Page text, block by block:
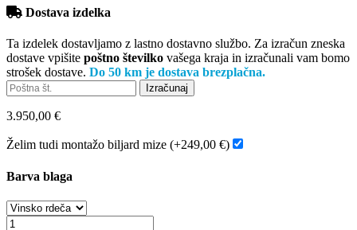
Dostava izdelka
Ta izdelek dostavljamo z lastno dostavno službo. Za izračun zneska
dostave vpišite poštno številko vašega kraja in izračunali vam bomo
strošek dostave. Do 50 km je dostava brezplačna.
3.950,00 €
Želim tudi montažo biljard mize (+249,00 €)
Barva blaga